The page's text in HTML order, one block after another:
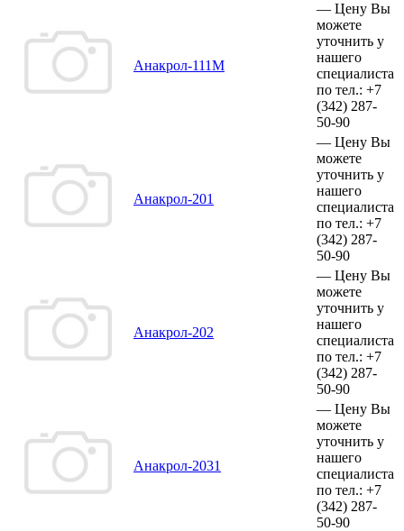
Анакрол-111М
— Цену Вы
можете
уточнить у
нашего
специалиста
по тел.: +7
(342) 287-
50-90
Анакрол-201
— Цену Вы
можете
уточнить у
нашего
специалиста
по тел.: +7
(342) 287-
50-90
Анакрол-202
— Цену Вы
можете
уточнить у
нашего
специалиста
по тел.: +7
(342) 287-
50-90
Анакрол-2031
— Цену Вы
можете
уточнить у
нашего
специалиста
по тел.: +7
(342) 287-
50-90